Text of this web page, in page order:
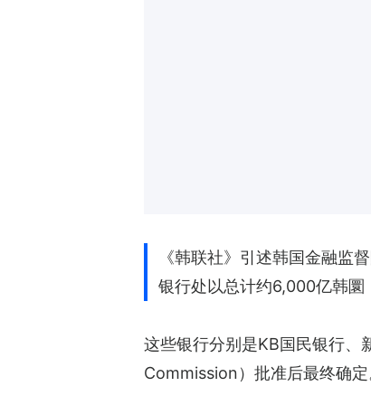
《韩联社》引述韩国金融监
银行处以总计约6,000亿韩圜
这些银行分别是KB国民银行、
Commission）批准后最终确定